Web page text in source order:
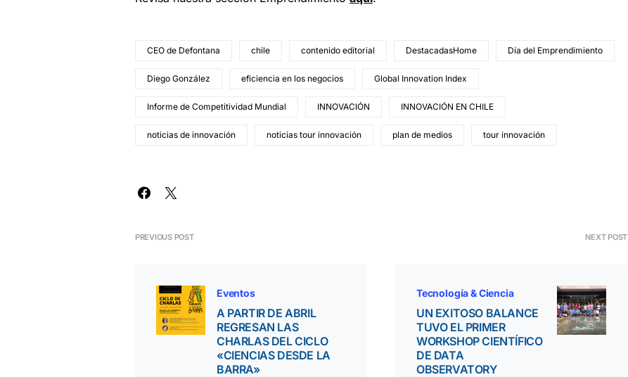
CEO de Defontana chile contenido editorial DestacadasHome Día del Emprendimiento
Diego González eficiencia en los negocios Global Innovation Index
Informe de Competitividad Mundial INNOVACIÓN INNOVACIÓN EN CHILE
noticias de innovación noticias tour innovación plan de medios tour innovación
PREVIOUS POST
Eventos
A PARTIR DE ABRIL
REGRESAN LAS
CHARLAS DEL CICLO
«CIENCIAS DESDE LA
BARRA»
NEXT POST
Tecnología & Ciencia
UN EXITOSO BALANCE
TUVO EL PRIMER
WORKSHOP CIENTÍFICO
DE DATA
OBSERVATORY